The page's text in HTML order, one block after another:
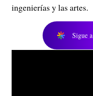
ingenierías y las artes.
Sigue a